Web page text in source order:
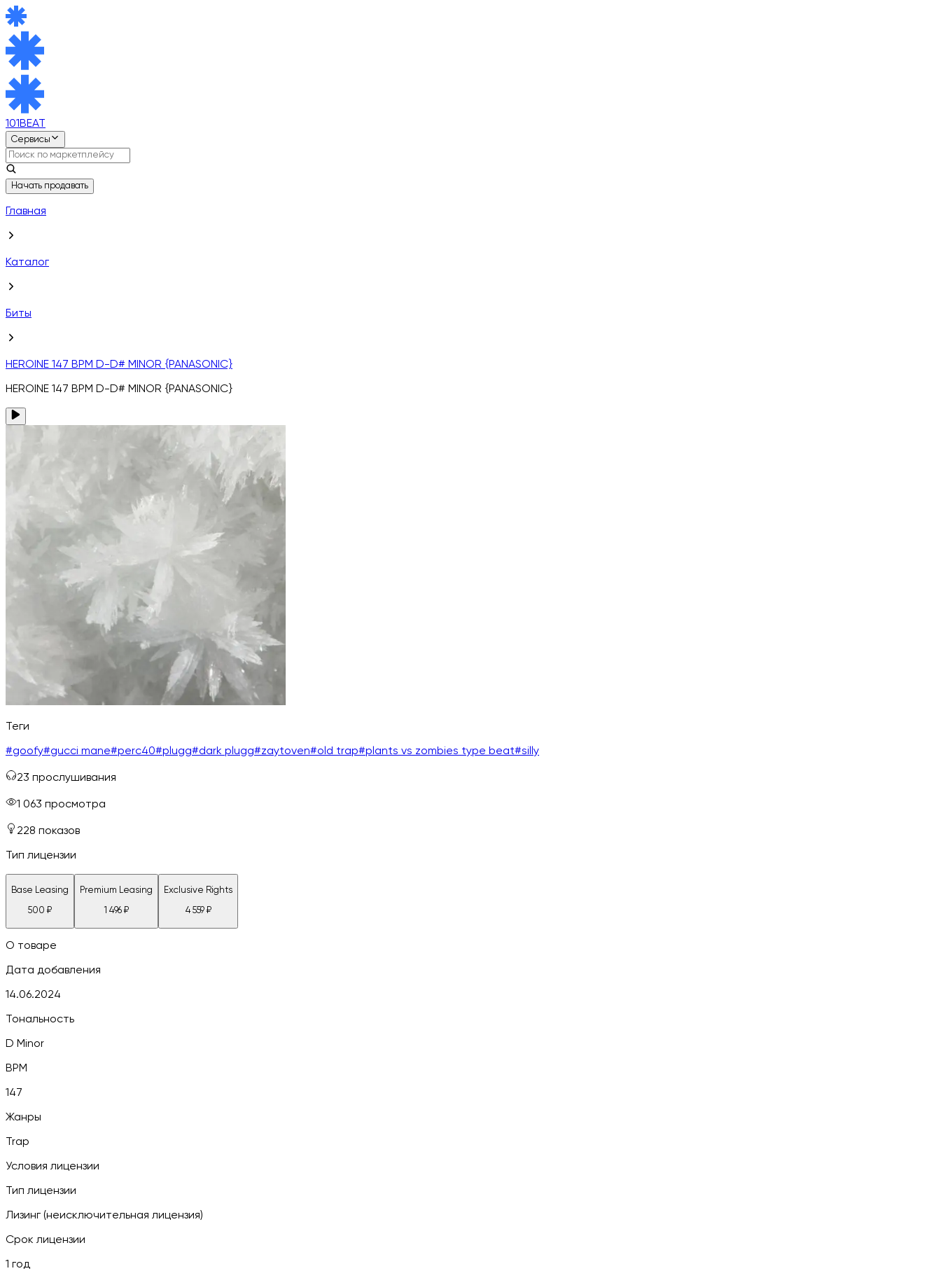
101BEAT
Сервисы
Начать продавать
Главная
Каталог
Биты
HEROINE 147 BPM D-D# MINOR {PANASONIC}
HEROINE 147 BPM D-D# MINOR {PANASONIC}
Теги
#goofy#gucci mane#perc40#plugg#dark plugg#zaytoven#old trap#plants vs zombies type beat#silly
23 прослушивания
1 063 просмотра
228 показов
Тип лицензии
Base Leasing
500 ₽
Premium Leasing
1 496₽
Exclusive Rights
4 559₽
О товаре
Дата добавления
14.06.2024
Тональность
D Minor
BPM
147
Жанры
Trap
Условия лицензии
Тип лицензии
Лизинг (неисключительная лицензия)
Срок лицензии
1 год